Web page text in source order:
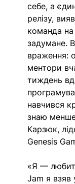
себе, а
релізу,
команда
задумане.
враження:
ментори
тиждень
навчився
знаю
Карзюк,
Genesis
«Я —
Jam я взяв